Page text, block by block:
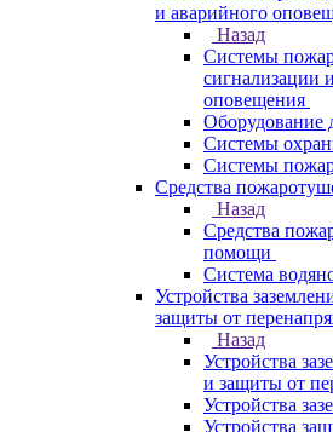
и аварийного
Назад
Системы
сигнализации
оповещения
Оборудование
Системы
Системы
Средства
Назад
Средства
помощи
Система
Устройства
защиты от
Назад
Устройства
и защиты от
Устройства
Устройства